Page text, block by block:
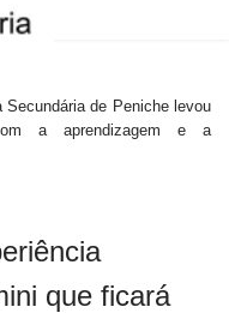
de Peniche levou
a aprendizagem e a
que ficará